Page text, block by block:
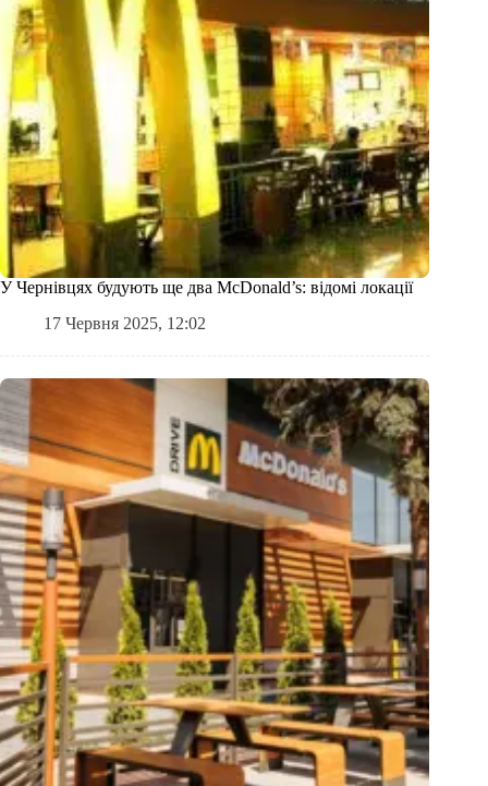
У Чернівцях будують ще два McDonald’s: відомі локації
17 Червня 2025, 12:02